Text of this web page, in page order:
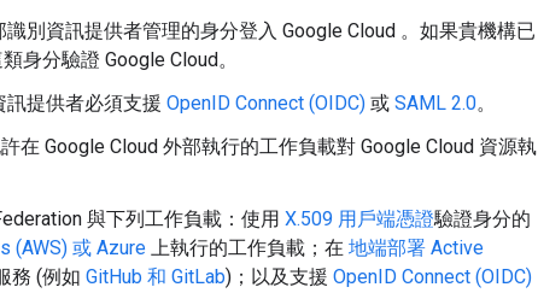
識別資訊提供者管理的身分登入 Google Cloud 。如果貴機構已
身分驗證 Google Cloud。
提供者必須支援 OpenID Connect (OIDC) 或 SAML 2.0。
許在 Google Cloud 外部執行的工作負載對 Google Cloud 資源執
與下列工作負載：使用 X.509 用戶端憑證驗證身分的
(AWS) 或 Azure 上執行的工作負載；在 地端部署 Active
務 (例如 GitHub 和 GitLab)；以及支援 OpenID Connect (OIDC)